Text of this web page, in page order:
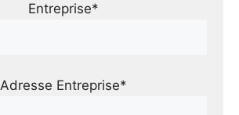
Entreprise*
Adresse Entreprise*